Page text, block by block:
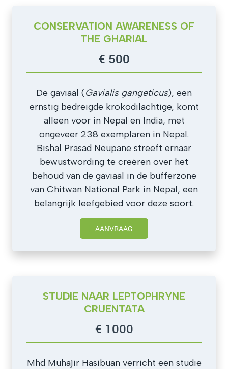
CONSERVATION AWARENESS OF
THE GHARIAL
€ 500
De gaviaal (Gavialis gangeticus), een
ernstig bedreigde krokodilachtige, komt
alleen voor in Nepal en India, met
ongeveer 238 exemplaren in Nepal.
Bishal Prasad Neupane streeft ernaar
bewustwording te creëren over het
behoud van de gaviaal in de bufferzone
van Chitwan National Park in Nepal, een
belangrijk leefgebied voor deze soort.
AANVRAAG
STUDIE NAAR LEPTOPHRYNE
CRUENTATA
€ 1000
Mhd Muhajir Hasibuan verricht een studie